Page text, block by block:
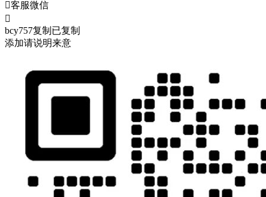
客服微信

bcy757复制 已复制
添加请说明来意